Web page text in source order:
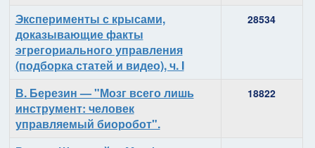
Эксперименты с крысами,
доказывающие факты
эгрегориального управления
(подборка статей и видео), ч. I
28534
В. Березин — "Мозг всего лишь
инструмент: человек
управляемый биоробот".
18822